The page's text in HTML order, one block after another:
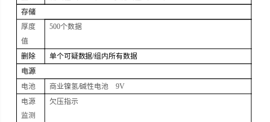
存储
厚度
值
500个数据
删除 单个可疑数据/组内所有数据
电源
电池
商业镍氢/碱性电池 9V
电源
监测
欠压指示